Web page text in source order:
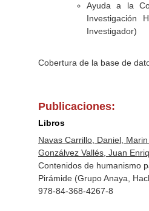
Ayuda a la
Investigación
Investigador)
Cobertura de la base de
Publicaciones:
Libros
Navas Carrillo, Daniel,
Gonzálvez Vallés, Juan
Contenidos de humanismo
Pirámide (Grupo Anaya,
978-84-368-4267-8